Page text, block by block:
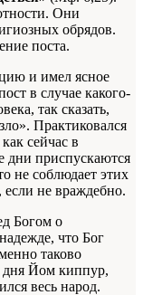
Они
обрядов.
поста.
и имел ясное
в случае какого-
так сказать,
Практиковался
сейчас в
дни приспускаются
не соблюдает этих
если не враждебно.
Богом о
что Бог
таково
дня Йом киппур,
весь народ.